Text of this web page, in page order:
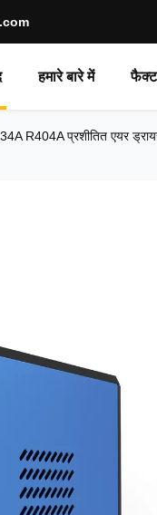
हमारे बारे में
R404A प्रशीतित एयर